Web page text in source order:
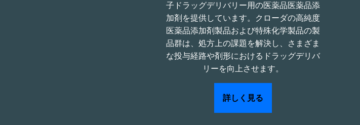
子ドラッグデリバリー用の医薬品医薬品添
加剤を提供しています。クローダの高純度
医薬品添加剤製品および特殊化学製品の製
品群は、処方上の課題を解決し、さまざま
な投与経路や剤形におけるドラッグデリバ
リーを向上させます。
詳しく見る